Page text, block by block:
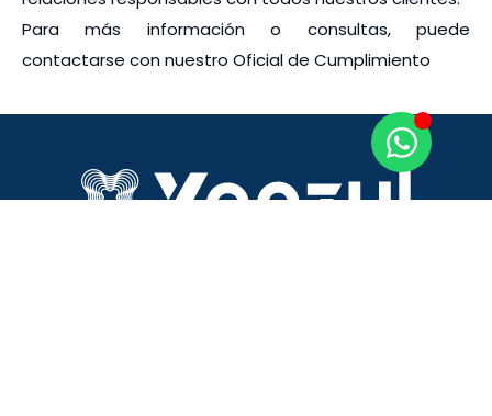
Para más información o consultas, puede
contactarse con nuestro Oficial de Cumplimiento